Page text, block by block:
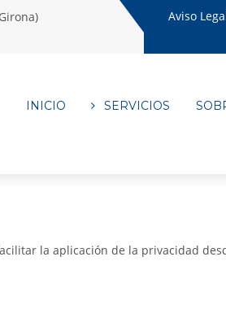
Aviso
INICIO SERVICIOS
la aplicación de la privacidad